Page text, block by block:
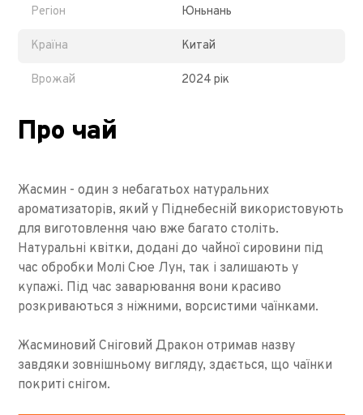
Регіон Юньнань
Країна Китай
Врожай 2024 рік
Про чай
Жасмин - один з небагатьох натуральних
ароматизаторів, який у Піднебесній використовують
для виготовлення чаю вже багато століть.
Натуральні квітки, додані до чайної сировини під
час обробки Молі Сюе Лун, так і залишають у
купажі. Під час заварювання вони красиво
розкриваються з ніжними, ворсистими чаїнками.
Жасминовий Сніговий Дракон отримав назву
завдяки зовнішньому вигляду, здається, що чаїнки
покриті снігом.